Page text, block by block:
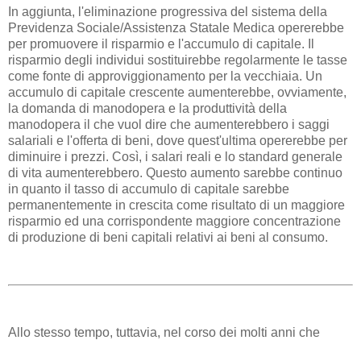
In aggiunta, l'eliminazione progressiva del sistema della
Previdenza Sociale/Assistenza Statale Medica opererebbe
per promuovere il risparmio e l'accumulo di capitale. Il
risparmio degli individui sostituirebbe regolarmente le tasse
come fonte di approviggionamento per la vecchiaia. Un
accumulo di capitale crescente aumenterebbe, ovviamente,
la domanda di manodopera e la produttività della
manodopera il che vuol dire che aumenterebbero i saggi
salariali e l'offerta di beni, dove quest'ultima opererebbe per
diminuire i prezzi. Così, i salari reali e lo standard generale
di vita aumenterebbero. Questo aumento sarebbe continuo
in quanto il tasso di accumulo di capitale sarebbe
permanentemente in crescita come risultato di un maggiore
risparmio ed una corrispondente maggiore concentrazione
di produzione di beni capitali relativi ai beni al consumo.
Allo stesso tempo, tuttavia, nel corso dei molti anni che